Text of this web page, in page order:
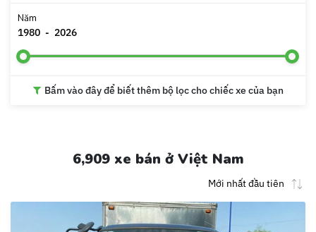
Năm
1980 - 2026
Bấm vào đây để biết thêm bộ lọc cho chiếc xe của bạn
6,909 xe bán ở Việt Nam